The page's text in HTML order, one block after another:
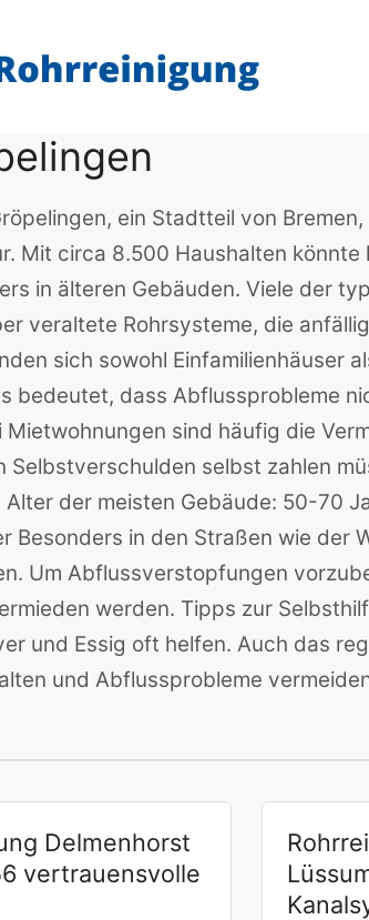
ein Stadtteil von
Mit circa 8.500 Haushalten könnte
in älteren Gebäuden. Viele der
veraltete Rohrsysteme, die
sich sowohl Einfamilienhäuser
bedeutet, dass Abflussprobleme
sind häufig die
selbst zahlen
der meisten Gebäude: 50-70
Besonders in den Straßen wie der
Um Abflussverstopfungen
werden. Tipps zur
und Essig oft helfen. Auch das
und Abflussprobleme
Delmenhorst
vertrauensvolle